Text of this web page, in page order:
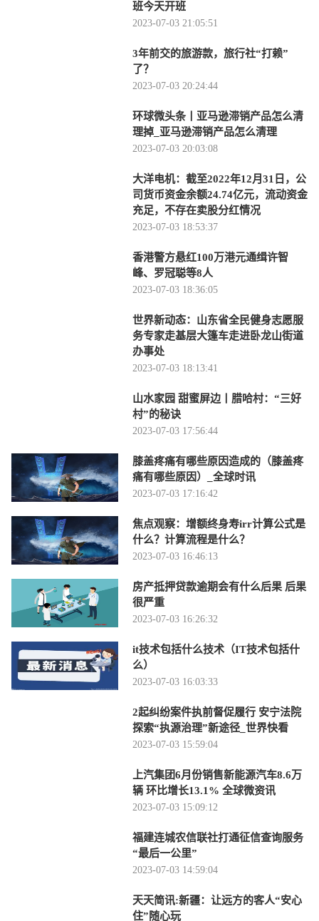
班今天开班
2023-07-03 21:05:51
3年前交的旅游款，旅行社“打赖”
了？
2023-07-03 20:24:44
环球微头条丨亚马逊滞销产品怎么清
理掉_亚马逊滞销产品怎么清理
2023-07-03 20:03:08
大洋电机：截至2022年12月31日，公
司货币资金余额24.74亿元，流动资金
充足，不存在卖股分红情况
2023-07-03 18:53:37
香港警方悬红100万港元通缉许智
峰、罗冠聪等8人
2023-07-03 18:36:05
世界新动态：山东省全民健身志愿服
务专家走基层大篷车走进卧龙山街道
办事处
2023-07-03 18:13:41
山水家园 甜蜜屏边丨腊哈村：“三好
村”的秘诀
2023-07-03 17:56:44
膝盖疼痛有哪些原因造成的（膝盖疼
痛有哪些原因）_全球时讯
2023-07-03 17:16:42
焦点观察：增额终身寿irr计算公式是
什么？计算流程是什么？
2023-07-03 16:46:13
房产抵押贷款逾期会有什么后果 后果
很严重
2023-07-03 16:26:32
it技术包括什么技术（IT技术包括什
么）
2023-07-03 16:03:33
2起纠纷案件执前督促履行 安宁法院
探索“执源治理”新途径_世界快看
2023-07-03 15:59:04
上汽集团6月份销售新能源汽车8.6万
辆 环比增长13.1% 全球微资讯
2023-07-03 15:09:12
福建连城农信联社打通征信查询服务
“最后一公里”
2023-07-03 14:59:04
天天简讯:新疆：让远方的客人“安心
住”随心玩